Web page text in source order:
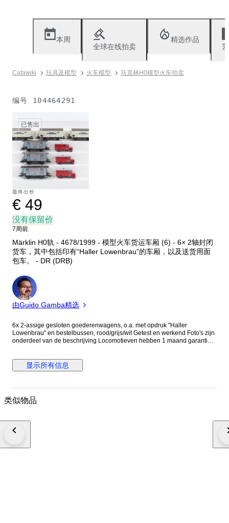
本周
全球在线拍卖
精选作品
Catawiki 玩具及模型 火车模型 马克林H0模型火车拍卖
编号 104464291
已售出
最终出价
€ 49
没有保留价
7周前
Märklin H0轨 - 4678/1999 - 模型火车货运车厢 (6) - 6× 2轴封闭
货车，其中包括印有“Haller Lowenbrau”的车厢，以及送货用面
包车。 - DR (DRB)
专
家
由Guido Gamba精选
6x 2-assige gesloten goederenwagens, o.a. met opdruk "Haller
Lowenbrau" en bestelbussen, rood/grijs/wit Getest en werkend Foto's zijn
onderdeel van de beschrijving Locomotieven hebben 1 maand garantie
显示所有信息
类似物品